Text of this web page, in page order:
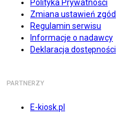
Polityka Prywatności
Zmiana ustawień zgód
Regulamin serwisu
Informacje o nadawcy
Deklaracja dostępności
PARTNERZY
E-kiosk.pl